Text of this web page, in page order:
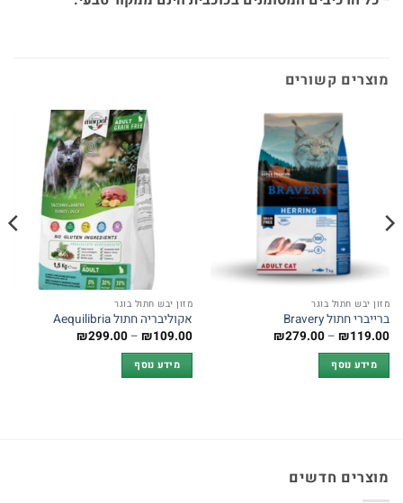
מוצרים קשורים
מזון יבש חתול בוגר
ברייברי חתול Bravery
₪119.00
–
₪279.00 טווח
מידע נוסף
מזון יבש חתול בוגר
אקוליבריה חתול Aequilibria
₪109.00
–
₪299.00 טווח
מידע נוסף
מוצרים חדשים